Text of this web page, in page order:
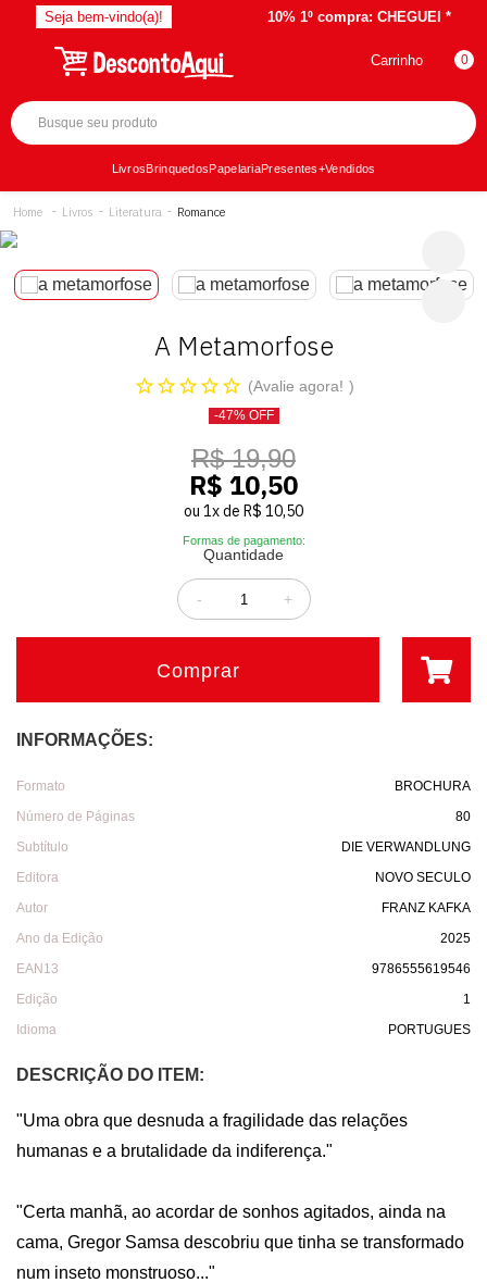
Seja bem-vindo(a)! 10% 1º compra: CHEGUEI *
Carrinho 0
LivrosBrinquedosPapelariaPresentes+Vendidos
Livros Literatura Romance
A Metamorfose
Avalie agora!
-47% OFF
R$ 19,90
R$ 10,50
ou 1xde R$ 10,50
Formas de pagamento:
Quantidade
+
-
Comprar
INFORMAÇÕES:
Formato
BROCHURA
Número de Páginas
80
Subtítulo
DIE VERWANDLUNG
Editora
NOVO SECULO
Autor
FRANZ KAFKA
Ano da Edição
2025
EAN13
9786555619546
Edição
1
Idioma
PORTUGUES
DESCRIÇÃO DO ITEM:
"Uma obra que desnuda a fragilidade das relações
humanas e a brutalidade da indiferença."
"Certa manhã, ao acordar de sonhos agitados, ainda na
cama, Gregor Samsa descobriu que tinha se transformado
num inseto monstruoso..."